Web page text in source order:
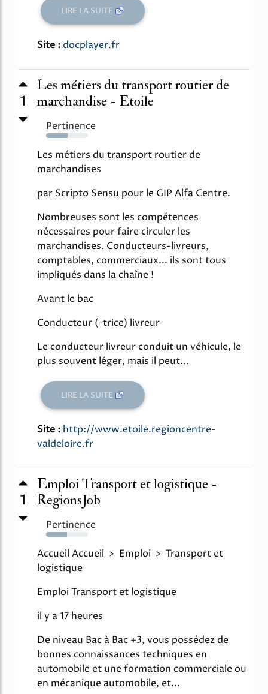
LIRE LA SUITE
Site : docplayer.fr
1
Les métiers du transport routier de
marchandise - Etoile
Pertinence
52%
Les métiers du transport routier de
marchandises
par Scripto Sensu pour le GIP Alfa Centre.
Nombreuses sont les compétences
nécessaires pour faire circuler les
marchandises. Conducteurs-livreurs,
comptables, commerciaux... ils sont tous
impliqués dans la chaîne !
Avant le bac
Conducteur (-trice) livreur
Le conducteur livreur conduit un véhicule, le
plus souvent léger, mais il peut...
LIRE LA SUITE
Site : http://www.etoile.regioncentre-
valdeloire.fr
1
Emploi Transport et logistique -
RegionsJob
Pertinence
50%
Accueil Accueil > Emploi > Transport et
logistique
Emploi Transport et logistique
il y a 17 heures
De niveau Bac à Bac +3, vous possédez de
bonnes connaissances techniques en
automobile et une formation commerciale ou
en mécanique automobile, et...